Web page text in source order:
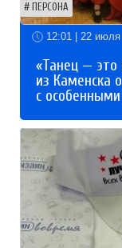
ПЕРСОНА
12:01 | 22 июля
«Танец — это
из Каменска
с